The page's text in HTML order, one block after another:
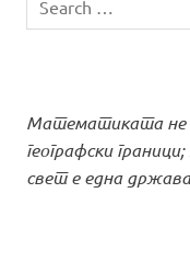
for:
Математиката не
географски
свет е една